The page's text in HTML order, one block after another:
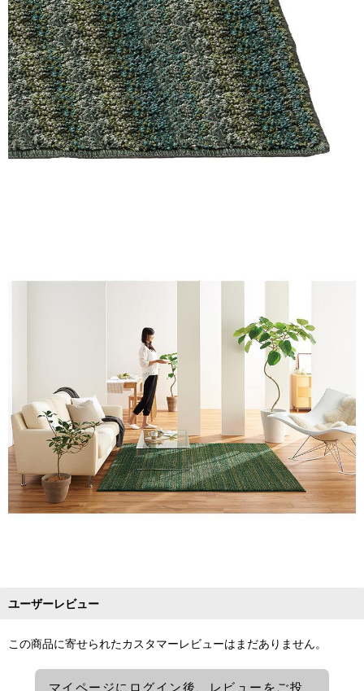
ユーザーレビュー
この商品に寄せられたカスタマーレビューはまだありません。
マイページにログイン後、レビューをご投